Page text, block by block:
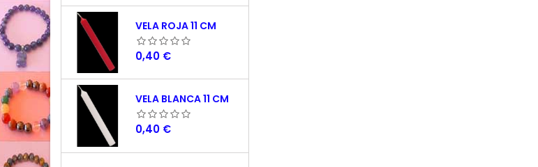
VELA ROJA 11 CM
Precio
0,40 €
VELA BLANCA 11 CM
Precio
0,40 €